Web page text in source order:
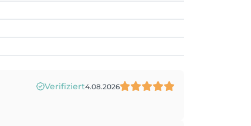
Verifiziert4.08.2026